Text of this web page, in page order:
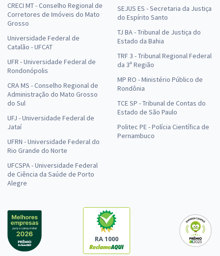
CRECI MT - Conselho Regional de
Corretores de Imóveis do Mato
Grosso
Universidade Federal de
Catalão - UFCAT
UFR - Universidade Federal de
Rondonópolis
CRA MS - Conselho Regional de
Administração do Mato Grosso
do Sul
UFJ - Universidade Federal de
Jataí
UFRN - Universidade Federal do
Rio Grande do Norte
UFCSPA - Universidade Federal
de Ciência da Saúde de Porto
Alegre
SEJUS ES - Secretaria da Justiça
do Espírito Santo
TJ BA - Tribunal de Justiça do
Estado da Bahia
TRF 3 - Tribunal Regional Federal
da 3ª Região
MP RO - Ministério Público de
Rondônia
TCE SP - Tribunal de Contas do
Estado de São Paulo
Politec PE - Polícia Científica de
Pernambuco
RA 1000